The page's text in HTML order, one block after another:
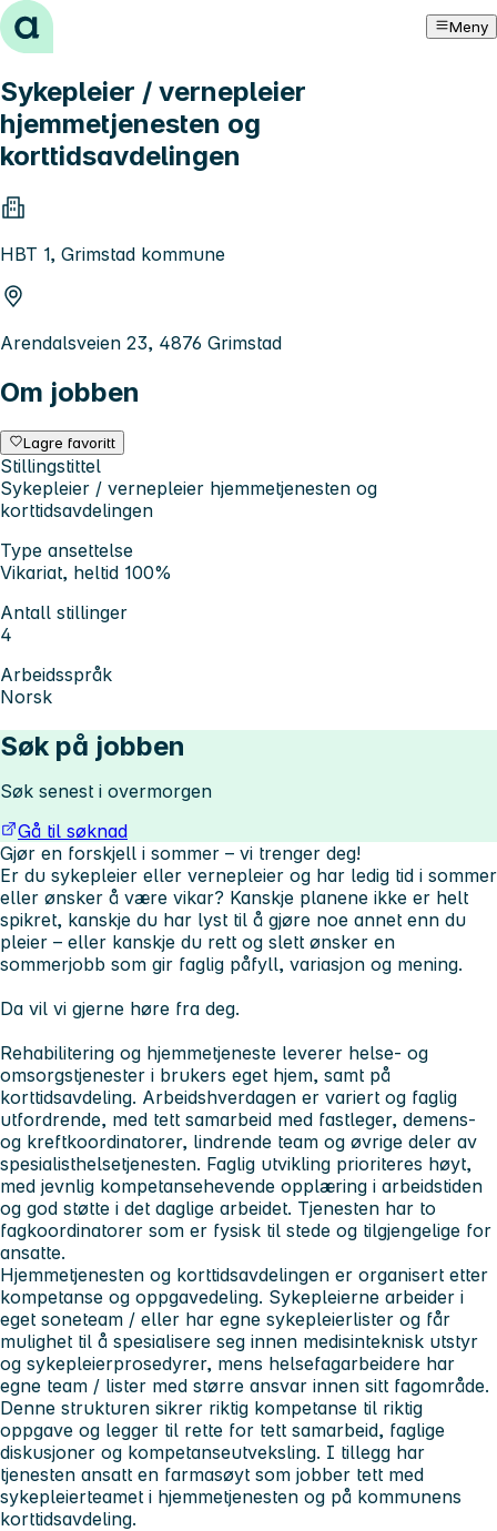
Hopp til innhold Meny
Sykepleier / vernepleier
hjemmetjenesten og
korttidsavdelingen
HBT 1, Grimstad kommune
Arendalsveien 23, 4876 Grimstad
Om jobben
Lagre favoritt
Stillingstittel
Sykepleier / vernepleier hjemmetjenesten og
korttidsavdelingen
Type ansettelse
Vikariat, heltid 100%
Antall stillinger
4
Arbeidsspråk
Norsk
Søk på jobben
Søk senest i overmorgen
Gå til søknad
Gjør en forskjell i sommer – vi trenger deg!
Er du sykepleier eller vernepleier og har ledig tid i sommer
eller ønsker å være vikar? Kanskje planene ikke er helt
spikret, kanskje du har lyst til å gjøre noe annet enn du
pleier – eller kanskje du rett og slett ønsker en
sommerjobb som gir faglig påfyll, variasjon og mening.
Da vil vi gjerne høre fra deg.
Rehabilitering og hjemmetjeneste leverer helse- og
omsorgstjenester i brukers eget hjem, samt på
korttidsavdeling. Arbeidshverdagen er variert og faglig
utfordrende, med tett samarbeid med fastleger, demens-
og kreftkoordinatorer, lindrende team og øvrige deler av
spesialisthelsetjenesten. Faglig utvikling prioriteres høyt,
med jevnlig kompetansehevende opplæring i arbeidstiden
og god støtte i det daglige arbeidet. Tjenesten har to
fagkoordinatorer som er fysisk til stede og tilgjengelige for
ansatte.
Hjemmetjenesten og korttidsavdelingen er organisert etter
kompetanse og oppgavedeling. Sykepleierne arbeider i
eget soneteam / eller har egne sykepleierlister og får
mulighet til å spesialisere seg innen medisinteknisk utstyr
og sykepleierprosedyrer, mens helsefagarbeidere har
egne team / lister med større ansvar innen sitt fagområde.
Denne strukturen sikrer riktig kompetanse til riktig
oppgave og legger til rette for tett samarbeid, faglige
diskusjoner og kompetanseutveksling. I tillegg har
tjenesten ansatt en farmasøyt som jobber tett med
sykepleierteamet i hjemmetjenesten og på kommunens
korttidsavdeling.